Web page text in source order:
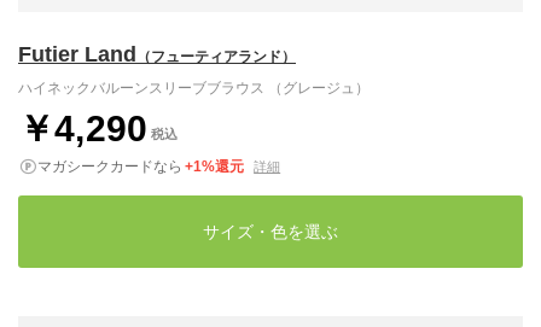
Futier Land （フューティアランド）
ハイネックバルーンスリーブブラウス （グレージュ）
￥4,290 税込
マガシークカードなら +1%還元 詳細
サイズ・色を選ぶ